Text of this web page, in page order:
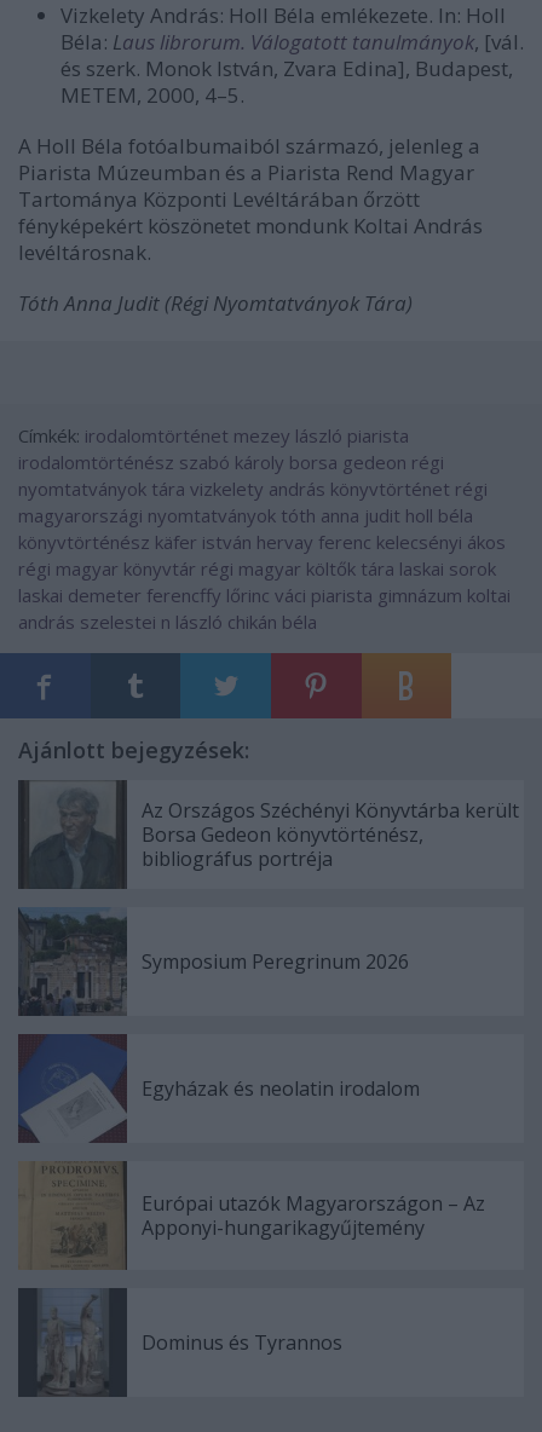
Vizkelety András: Holl Béla emlékezete. In: Holl
Béla: Laus librorum. Válogatott tanulmányok, [vál.
és szerk. Monok István, Zvara Edina], Budapest,
METEM, 2000, 4–5.
A Holl Béla fotóalbumaiból származó, jelenleg a
Piarista Múzeumban és a Piarista Rend Magyar
Tartománya Központi Levéltárában őrzött
fényképekért köszönetet mondunk Koltai András
levéltárosnak.
Tóth Anna Judit (Régi Nyomtatványok Tára)
Címkék: irodalomtörténet mezey lászló piarista
irodalomtörténész szabó károly borsa gedeon régi
nyomtatványok tára vizkelety andrás könyvtörténet régi
magyarországi nyomtatványok tóth anna judit holl béla
könyvtörténész käfer istván hervay ferenc kelecsényi ákos
régi magyar könyvtár régi magyar költők tára laskai sorok
laskai demeter ferencffy lőrinc váci piarista gimnázum koltai
andrás szelestei n lászló chikán béla
Ajánlott bejegyzések:
Az Országos Széchényi Könyvtárba került
Borsa Gedeon könyvtörténész,
bibliográfus portréja
Symposium Peregrinum 2026
Egyházak és neolatin irodalom
Európai utazók Magyarországon – Az
Apponyi-hungarikagyűjtemény
Dominus és Tyrannos